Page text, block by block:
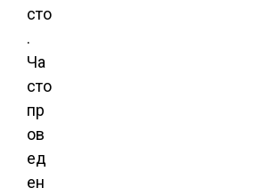
сто
.
Ча
сто
пр
ов
ед
ен